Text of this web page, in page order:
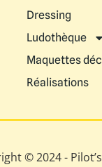
Dressing
Ludothèque
Maquettes
Réalisations
© 2024 -